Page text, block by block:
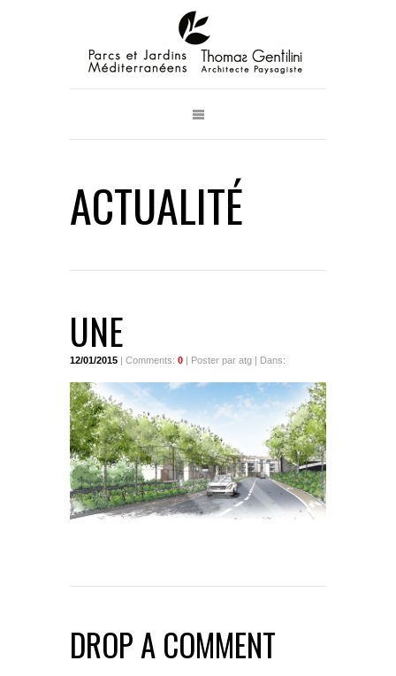
ACTUALITÉ
UNE
12/01/2015 | Comments: 0 | Poster par atg | Dans:
DROP A COMMENT